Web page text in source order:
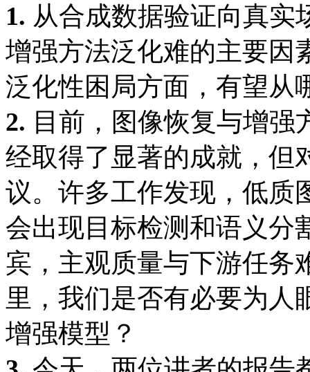
1. 从合成数据验证向真实
增强方法泛化难的主要因
泛化性困局方面，有望从
2. 目前，图像恢复与增强
经取得了显著的成就，但
议。许多工作发现，低质
会出现目标检测和语义分
宾，主观质量与下游任务
里，我们是否有必要为人
增强模型？